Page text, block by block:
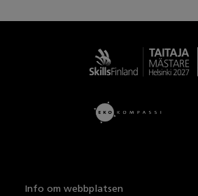
Info om webbplatsen